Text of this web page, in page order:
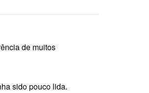
de muitos
sido pouco lida.